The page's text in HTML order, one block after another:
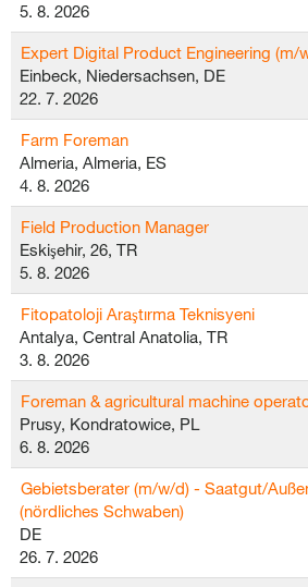
5. 8. 2026
Expert Digital Product Engineering (m/
Einbeck, Niedersachsen, DE
22. 7. 2026
Farm Foreman
Almeria, Almeria, ES
4. 8. 2026
Field Production Manager
Eskişehir, 26, TR
5. 8. 2026
Fitopatoloji Araştırma Teknisyeni
Antalya, Central Anatolia, TR
3. 8. 2026
Foreman & agricultural machine
Prusy, Kondratowice, PL
6. 8. 2026
Gebietsberater (m/w/d) - Saatgut/
(nördliches Schwaben)
DE
26. 7. 2026